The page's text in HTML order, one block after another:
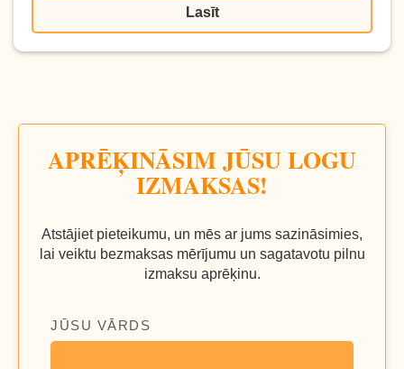
Lasīt
APRĒĶINĀSIM JŪSU LOGU
IZMAKSAS!
Atstājiet pieteikumu, un mēs ar jums sazināsimies,
lai veiktu bezmaksas mērījumu un sagatavotu pilnu
izmaksu aprēķinu.
JŪSU VĀRDS